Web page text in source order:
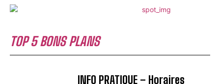
TOP 5 BONS PLANS
INFO PRATIQUE – Horaires